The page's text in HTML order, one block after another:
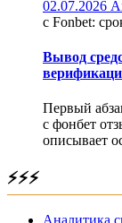
02.07.2026
с Fonbet:
Вывод
Первый
с фонбет
описывает
⚡⚡⚡
Аналитика